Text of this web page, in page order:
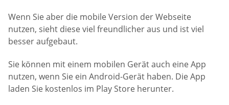
Wenn Sie aber die mobile Version der Webseite
nutzen, sieht diese viel freundlicher aus und ist viel
besser aufgebaut.
Sie können mit einem mobilen Gerät auch eine App
nutzen, wenn Sie ein Android-Gerät haben. Die App
laden Sie kostenlos im Play Store herunter.